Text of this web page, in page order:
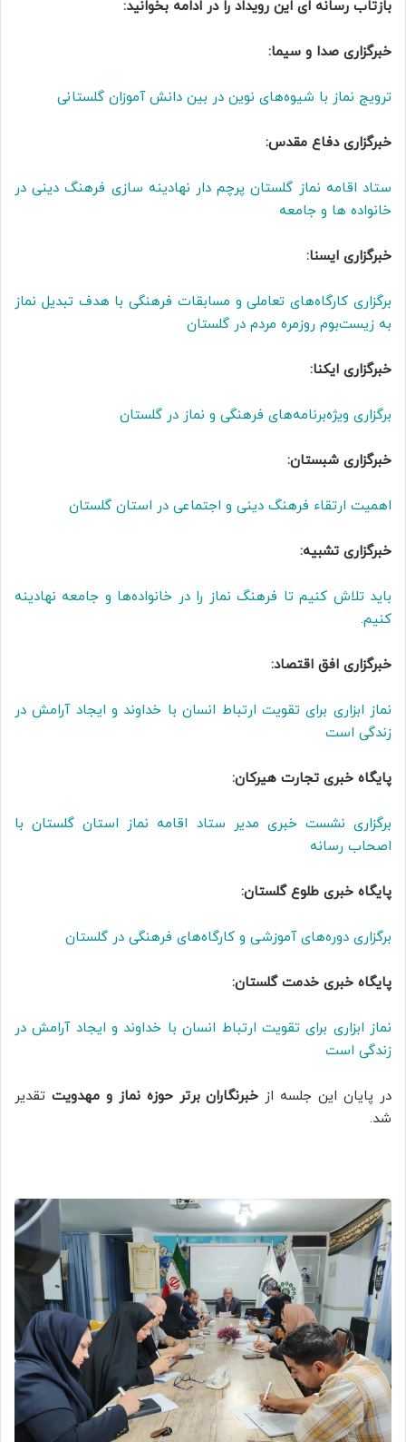
بازتاب رسانه ای این رویداد را در ادامه بخوانید:
خبرگزاری صدا و سیما:
ترویج نماز با شیوه‌های نوین در بین دانش آموزان گلستانی
خبرگزاری دفاع مقدس:
ستاد اقامه نماز گلستان پرچم دار نهادینه سازی فرهنگ دینی در
خانواده ها و جامعه
خبرگزاری ایسنا:
برگزاری کارگاه‌های تعاملی و مسابقات فرهنگی با هدف تبدیل نماز
به زیست‌بوم روزمره مردم در گلستان
خبرگزاری ایکنا:
برگزاری ویژه‌برنامه‌های فرهنگی و نماز در گلستان
خبرگزاری شبستان:
اهمیت ارتقاء فرهنگ دینی و اجتماعی در استان گلستان
خبرگزاری تشبیه:
باید تلاش کنیم تا فرهنگ نماز را در خانواده‌ها و جامعه نهادینه
کنیم.
خبرگزاری افق اقتصاد:
نماز ابزاری برای تقویت ارتباط انسان با خداوند و ایجاد آرامش در
زندگی است
پایگاه خبری تجارت هیرکان:
برگزاری نشست خبری مدیر ستاد اقامه نماز استان گلستان با
اصحاب رسانه
پایگاه خبری طلوع گلستان:
برگزاری دوره‌های آموزشی و کارگاه‌های فرهنگی در گلستان
پایگاه خبری خدمت گلستان:
نماز ابزاری برای تقویت ارتباط انسان با خداوند و ایجاد آرامش در
زندگی است
در پایان این جلسه از خبرنگاران برتر حوزه نماز و مهدویت تقدیر
شد.